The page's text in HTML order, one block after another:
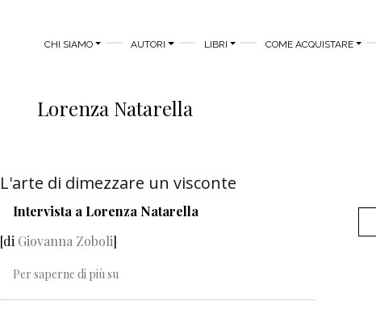
MAIN MENU
CHI SIAMO AUTORI LIBRI COME ACQUISTARE
Lorenza Natarella
L'arte di dimezzare un visconte
Intervista a Lorenza Natarella
[di Giovanna Zoboli]
Per saperne di più suL'arte di dimezzare un visconte